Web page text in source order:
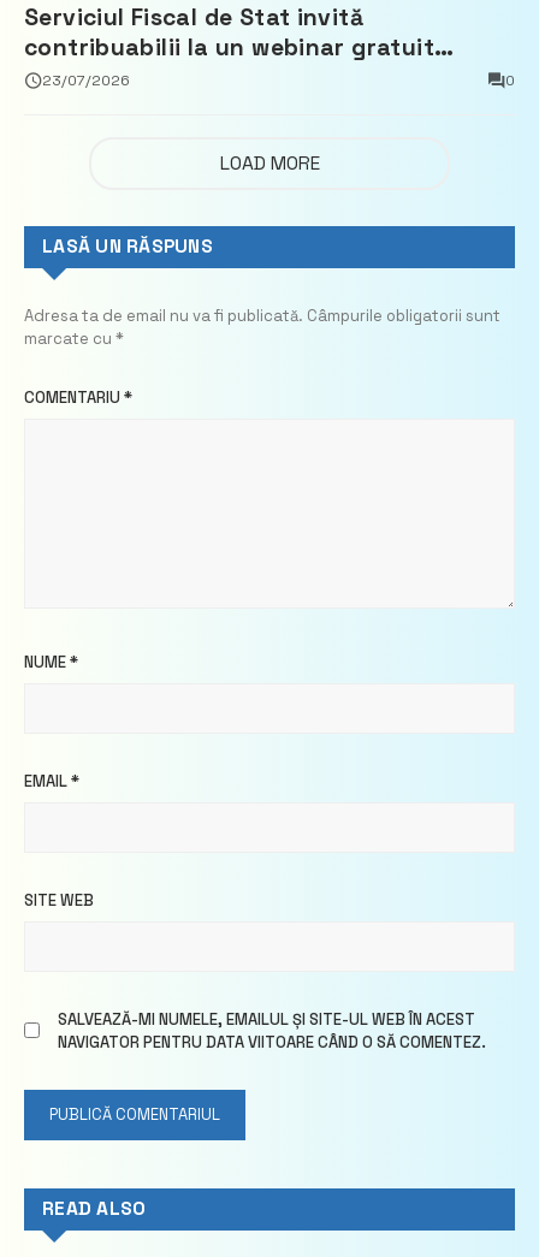
Serviciul Fiscal de Stat invită
contribuabilii la un webinar gratuit
privind calculul impozitului pe bunurile
23/07/2026 0
LOAD MORE
LASĂ UN RĂSPUNS
Adresa ta de email nu va fi publicată. Câmpurile obligatorii sunt
marcate cu *
COMENTARIU *
NUME*
EMAIL*
SITE WEB
SALVEAZĂ-MI NUMELE, EMAILUL ȘI SITE-UL WEB ÎN ACEST
NAVIGATOR PENTRU DATA VIITOARE CÂND O SĂ COMENTEZ.
READ ALSO